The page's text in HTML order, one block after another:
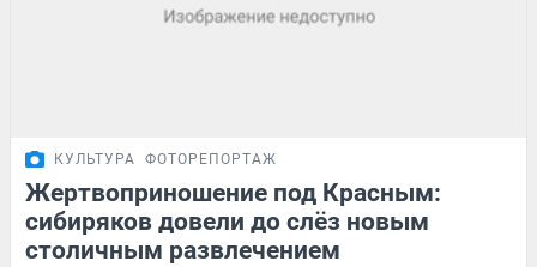
КУЛЬТУРА ФОТОРЕПОРТАЖ
Жертвоприношение под Красным:
сибиряков довели до слёз новым
столичным развлечением